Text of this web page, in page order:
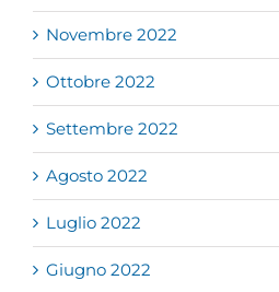
Novembre 2022
Ottobre 2022
Settembre 2022
Agosto 2022
Luglio 2022
Giugno 2022